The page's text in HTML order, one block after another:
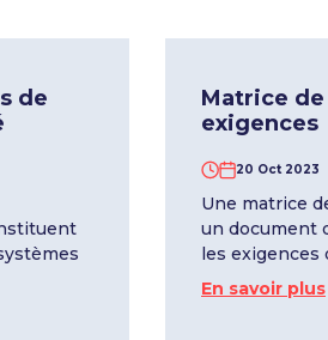
de
Matrice
exigences
20 Oct 2023
Une matrice
un document
les exigences
En savoir plus